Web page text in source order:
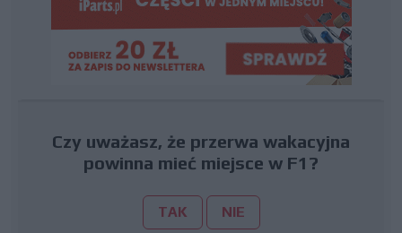
Czy uważasz, że przerwa wakacyjna
powinna mieć miejsce w F1?
TAK NIE